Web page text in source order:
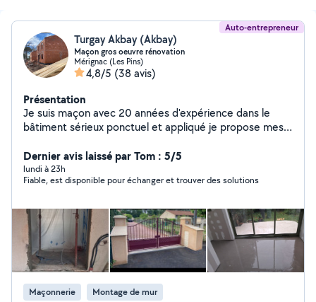
Auto-entrepreneur
Turgay Akbay (Akbay)
Maçon gros oeuvre rénovation
Mérignac (Les Pins)
4,8/5 (38 avis)
Présentation
Je suis maçon avec 20 années d'expérience dans le
bâtiment sérieux ponctuel et appliqué je propose mes
gros travaux de construction rénovation et réparation
de mur façade clôture montage de Muret terrasse dalle
béton enduit joint et finition travail soigné respect des
contacter je serais ravi de vous aider dans vos projets
Dernier avis laissé par Tom : 5/5
lundi à 23h
Fiable, est disponible pour échanger et trouver des solutions
Maçonnerie Montage de mur